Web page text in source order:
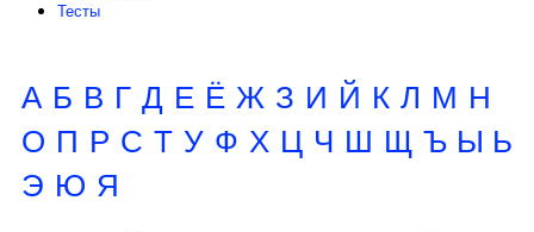
Тесты
А Б В Г Д Е Ё Ж З И Й К Л М Н
О П Р С Т У Ф Х Ц Ч Ш Щ Ъ Ы Ь
Э Ю Я